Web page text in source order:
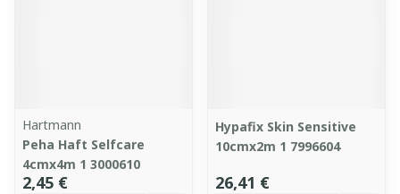
Hartmann
Peha Haft Selfcare
4cmx4m 1 3000610
2,45 €
Hypafix Skin Sensitive
10cmx2m 1 7996604
26,41 €